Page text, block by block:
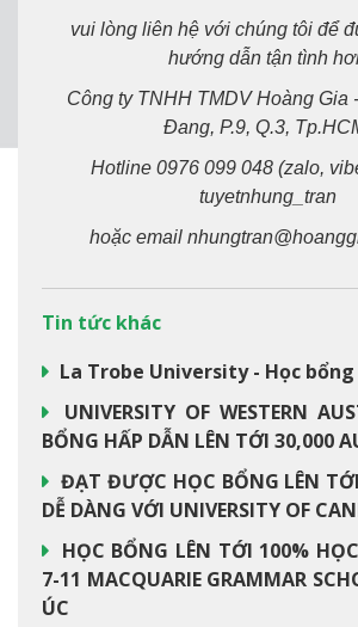
vui lòng liên hệ với chúng tôi để
hướng dẫn tận tình
Công ty TNHH TMDV Hoàng Gia
Đang, P.9, Q.3,
Hotline 0976 099 048 (zalo,
tuyetnhung_tran
hoặc email
Tin tức khác
La Trobe University - Học
UNIVERSITY OF WESTERN
BỔNG HẤP DẪN LÊN TỚI 30,000
ĐẠT ĐƯỢC HỌC BỔNG LÊN
DỄ DÀNG VỚI UNIVERSITY OF
HỌC BỔNG LÊN TỚI 100%
7-11 MACQUARIE GRAMMAR
ÚC